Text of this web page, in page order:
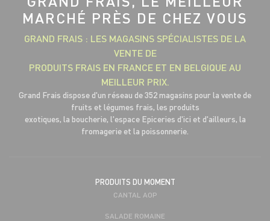
MARCHÉ PRÈS DE CHEZ VOUS
GRAND FRAIS : LES MAGASINS SPÉCIALISTES DE LA
VENTE DE
PRODUITS FRAIS EN FRANCE ET EN BELGIQUE AU
MEILLEUR PRIX.
Grand Frais dispose d'un réseau de 352 magasins pour la vente de
fruits et légumes frais, les produits
exotiques, la boucherie, l'espace Epiceries d'ici et d'ailleurs, la
fromagerie et la poissonnerie.
PRODUITS DU MOMENT
CANTAL AOP
SALADE ROMAINE